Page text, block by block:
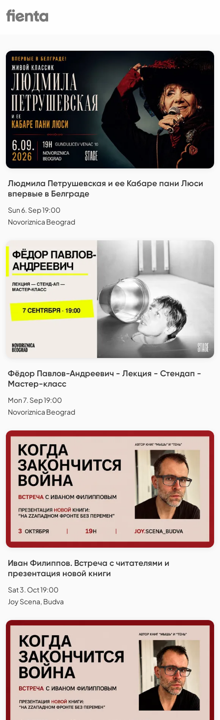
Людмила Петрушевская и ее Кабаре пани Люси
впервые в Белграде
Sun 6. Sep 19:00
Novoriznica Beograd
Фёдор Павлов-Андреевич - Лекция - Стендап -
Мастер-класс
Mon 7. Sep 19:00
Novoriznica Beograd
Иван Филиппов. Встреча с читателями и
презентация новой книги
Sat 3. Oct 19:00
Joy Scena, Budva